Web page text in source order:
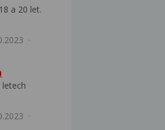
a 20 let.
letech